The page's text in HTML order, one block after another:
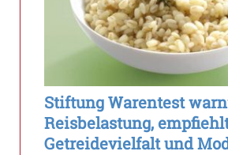
Stiftung Warentest
Reisbelastung,
Getreidevielfalt und